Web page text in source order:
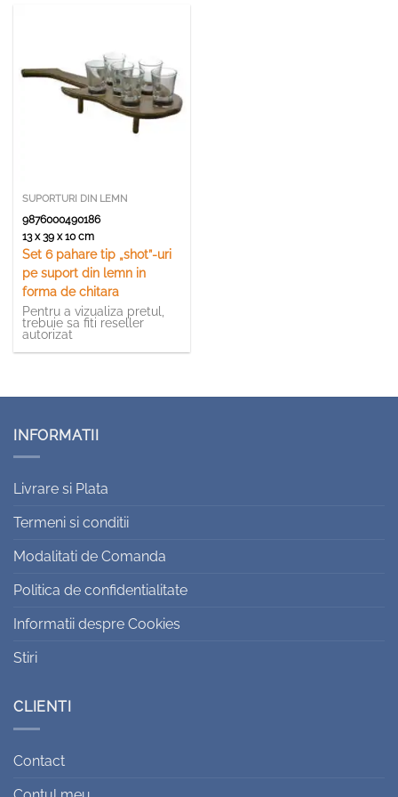
SUPORTURI DIN LEMN
9876000490186
13 x 39 x 10 cm
Set 6 pahare tip „shot”-uri
pe suport din lemn in
forma de chitara
Pentru a vizualiza pretul,
trebuie sa fiti reseller
autorizat
INFORMATII
Livrare si Plata
Termeni si conditii
Modalitati de Comanda
Politica de confidentialitate
Informatii despre Cookies
Stiri
CLIENTI
Contact